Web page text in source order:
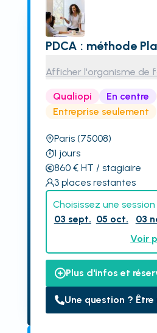
PDCA : méthode
Afficher l'organisme de
Qualiopi En centre
Entreprise seulement
Paris (75008)
1 jours
860€ HT / stagiaire
3 places restantes
Choisissez une session
03 sept. 05 oct. 03
Voir
Plus d'infos et
Une question ? Être